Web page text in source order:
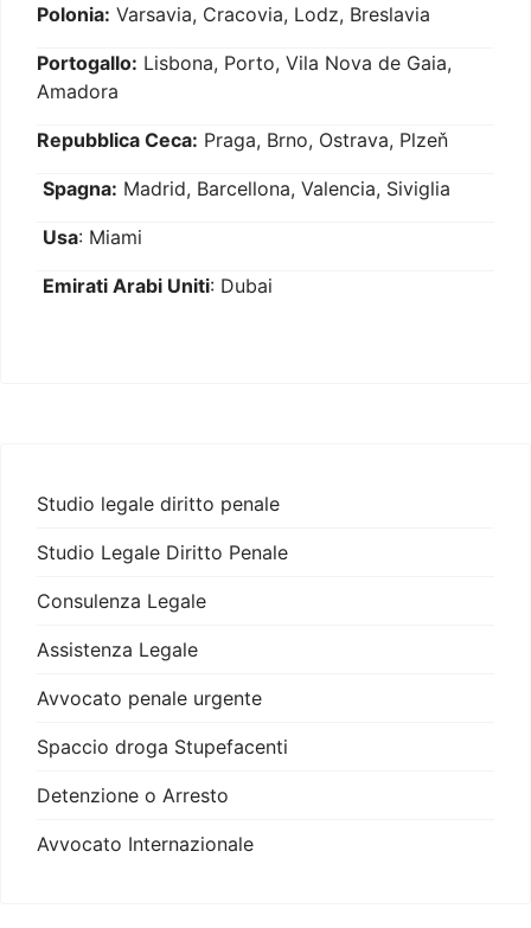
Polonia: Varsavia, Cracovia, Lodz, Breslavia
Portogallo: Lisbona, Porto, Vila Nova de Gaia,
Amadora
Repubblica Ceca: Praga, Brno, Ostrava, Plzeň
Spagna: Madrid, Barcellona, Valencia, Siviglia
Usa: Miami
Emirati Arabi Uniti: Dubai
Studio legale diritto penale
Studio Legale Diritto Penale
Consulenza Legale
Assistenza Legale
Avvocato penale urgente
Spaccio droga Stupefacenti
Detenzione o Arresto
Avvocato Internazionale